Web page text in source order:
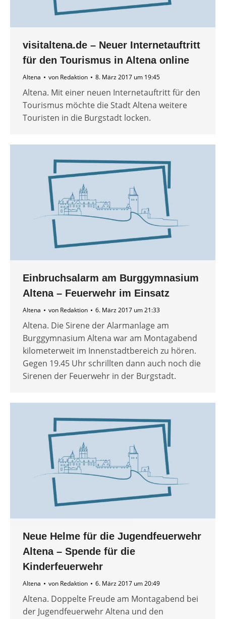
visitaltena.de – Neuer Internetauftritt
für den Tourismus in Altena online
Altena von Redaktion 8. März 2017 um 19:45
Altena. Mit einer neuen Internetauftritt für den
Tourismus möchte die Stadt Altena weitere
Touristen in die Burgstadt locken.
Einbruchsalarm am Burggymnasium
Altena – Feuerwehr im Einsatz
Altena von Redaktion 6. März 2017 um 21:33
Altena. Die Sirene der Alarmanlage am
Burggymnasium Altena war am Montagabend
kilometerweit im Innenstadtbereich zu hören.
Gegen 19.45 Uhr schrillten dann auch noch die
Sirenen der Feuerwehr in der Burgstadt.
Neue Helme für die Jugendfeuerwehr
Altena – Spende für die
Kinderfeuerwehr
Altena von Redaktion 6. März 2017 um 20:49
Altena. Doppelte Freude am Montagabend bei
der Jugendfeuerwehr Altena und den